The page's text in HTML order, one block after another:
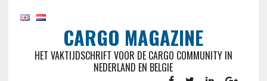
CARGO MAGAZINE
HET VAKTIJDSCHRIFT VOOR DE CARGO COMMUNITY IN
NEDERLAND EN BELGIE